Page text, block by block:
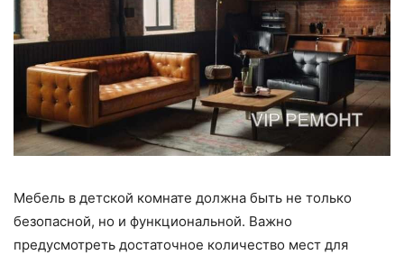
Мебель в детской комнате должна быть не только
безопасной, но и функциональной. Важно
предусмотреть достаточное количество мест для